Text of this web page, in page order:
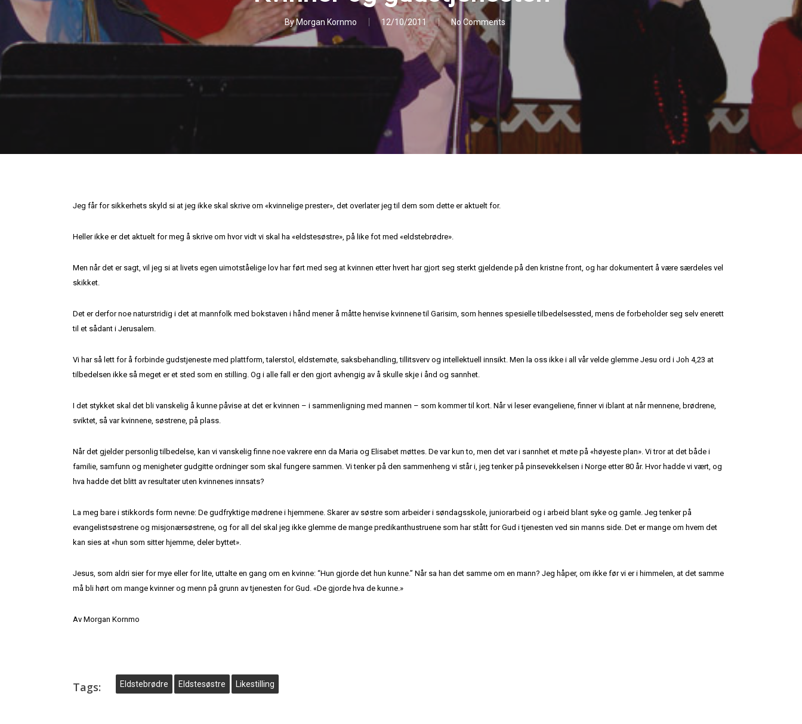
ByMorgan Kornmo 12/10/2011 No Comments
Jeg får for sikkerhets skyld si at jeg ikke skal skrive om «kvinnelige prester», det overlater jeg til dem som dette er aktuelt for.
Heller ikke er det aktuelt for meg å skrive om hvor vidt vi skal ha «eldstesøstre», på like fot med «eldstebrødre».
Men når det er sagt, vil jeg si at livets egen uimotståelige lov har ført med seg at kvinnen etter hvert har gjort seg sterkt gjeldende på den kristne front, og har dokumentert å være særdeles vel
skikket.
Det er derfor noe naturstridig i det at mannfolk med bokstaven i hånd mener å måtte henvise kvinnene til Garisim, som hennes spesielle tilbedelsessted, mens de forbeholder seg selv enerett
til et sådant i Jerusalem.
Vi har så lett for å forbinde gudstjeneste med plattform, talerstol, eldstemøte, saksbehandling, tillitsverv og intellektuell innsikt. Men la oss ikke i all vår velde glemme Jesu ord i Joh 4,23 at
tilbedelsen ikke så meget er et sted som en stilling. Og i alle fall er den gjort avhengig av å skulle skje i ånd og sannhet.
I det stykket skal det bli vanskelig å kunne påvise at det er kvinnen – i sammenligning med mannen – som kommer til kort. Når vi leser evangeliene, finner vi iblant at når mennene, brødrene,
sviktet, så var kvinnene, søstrene, på plass.
Når det gjelder personlig tilbedelse, kan vi vanskelig finne noe vakrere enn da Maria og Elisabet møttes. De var kun to, men det var i sannhet et møte på «høyeste plan». Vi tror at det både i
familie, samfunn og menigheter gudgitte ordninger som skal fungere sammen. Vi tenker på den sammenheng vi står i, jeg tenker på pinsevekkelsen i Norge etter 80 år. Hvor hadde vi vært, og
hva hadde det blitt av resultater uten kvinnenes innsats?
La meg bare i stikkords form nevne: De gudfryktige mødrene i hjemmene. Skarer av søstre som arbeider i søndagsskole, juniorarbeid og i arbeid blant syke og gamle. Jeg tenker på
evangelistsøstrene og misjonærsøstrene, og for all del skal jeg ikke glemme de mange predikanthustruene som har stått for Gud i tjenesten ved sin manns side. Det er mange om hvem det
kan sies at «hun som sitter hjemme, deler byttet».
Jesus, som aldri sier for mye eller for lite, uttalte en gang om en kvinne: “Hun gjorde det hun kunne.” Når sa han det samme om en mann? Jeg håper, om ikke før vi er i himmelen, at det samme
må bli hørt om mange kvinner og menn på grunn av tjenesten for Gud. «De gjorde hva de kunne.»
Av Morgan Kornmo
Tags: Eldstebrødre Eldstesøstre Likestilling